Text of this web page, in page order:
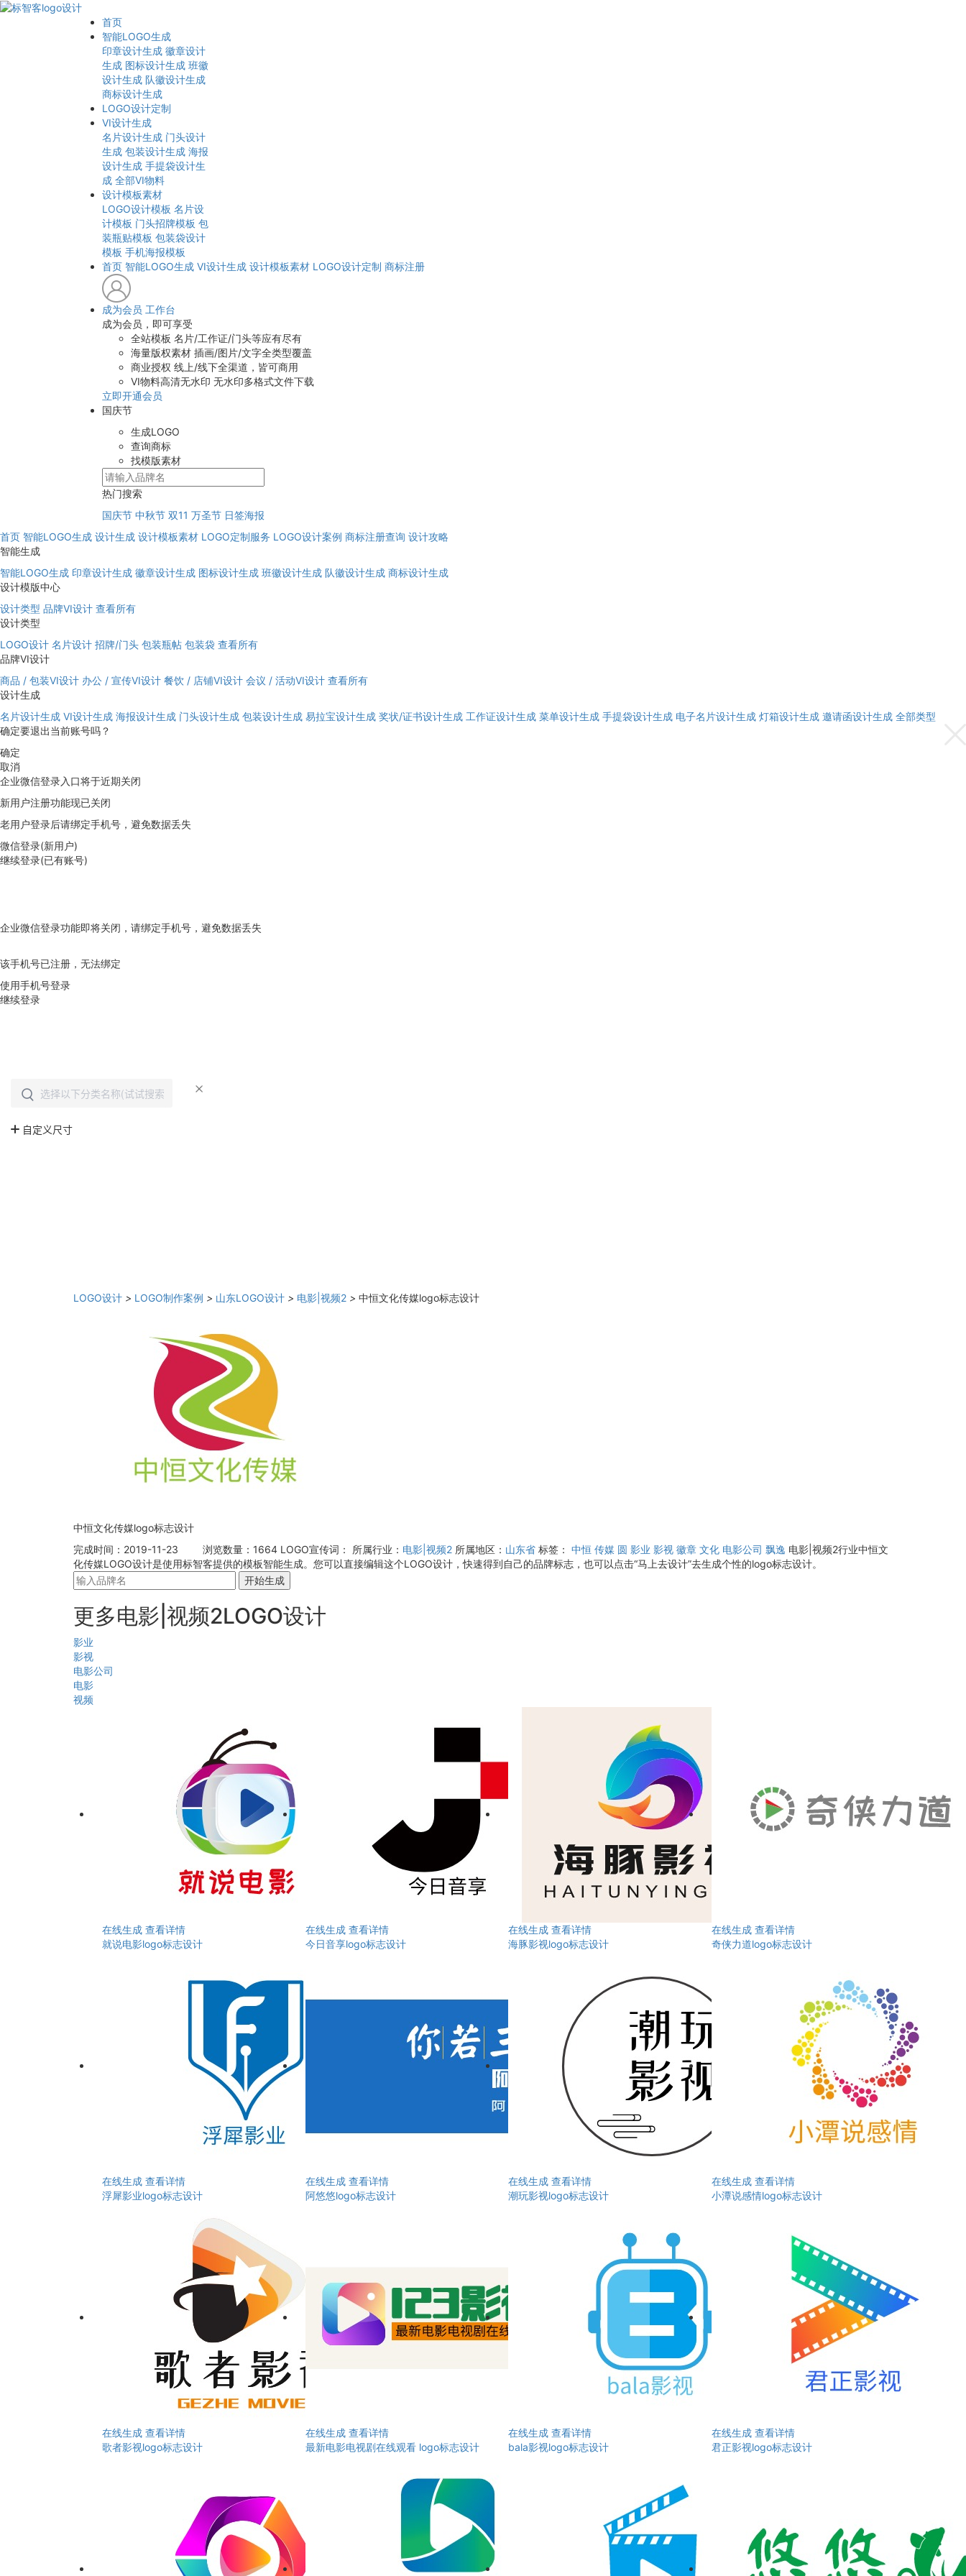
首页
智能LOGO生成
印章设计生成 徽章设计
生成 图标设计生成 班徽
设计生成 队徽设计生成
商标设计生成
LOGO设计定制
VI设计生成
名片设计生成 门头设计
生成 包装设计生成 海报
设计生成 手提袋设计生
成 全部VI物料
设计模板素材
LOGO设计模板 名片设
计模板 门头招牌模板 包
装瓶贴模板 包装袋设计
模板 手机海报模板
首页 智能LOGO生成 VI设计生成 设计模板素材 LOGO设计定制 商标注册
成为会员 工作台
成为会员，即可享受
全站模板 名片/工作证/门头等应有尽有
海量版权素材 插画/图片/文字全类型覆盖
商业授权 线上/线下全渠道，皆可商用
VI物料高清无水印 无水印多格式文件下载
立即开通会员
国庆节
生成LOGO
查询商标
找模版素材
热门搜索
国庆节 中秋节 双11 万圣节 日签海报
首页 智能LOGO生成 设计生成 设计模板素材 LOGO定制服务 LOGO设计案例 商标注册查询 设计攻略
智能生成
智能LOGO生成 印章设计生成 徽章设计生成 图标设计生成 班徽设计生成 队徽设计生成 商标设计生成
设计模版中心
设计类型 品牌VI设计 查看所有
设计类型
LOGO设计 名片设计 招牌/门头 包装瓶帖 包装袋 查看所有
品牌VI设计
商品 / 包装VI设计 办公 / 宣传VI设计 餐饮 / 店铺VI设计 会议 / 活动VI设计 查看所有
设计生成
名片设计生成 VI设计生成 海报设计生成 门头设计生成 包装设计生成 易拉宝设计生成 奖状/证书设计生成 工作证设计生成 菜单设计生成 手提袋设计生成 电子名片设计生成 灯箱设计生成 邀请函设计生成 全部类型
确定要退出当前账号吗？
确定
取消
企业微信登录入口将于近期关闭
新用户注册功能现已关闭
老用户登录后请绑定手机号，避免数据丢失
微信登录(新用户)
继续登录(已有账号)
企业微信登录功能即将关闭，请绑定手机号，避免数据丢失
该手机号已注册，无法绑定
使用手机号登录
继续登录
LOGO设计 > LOGO制作案例 > 山东LOGO设计 > 电影|视频2 > 中恒文化传媒logo标志设计
中恒文化传媒logo标志设计
完成时间：2019-11-23
浏览数量：1664 LOGO宣传词： 所属行业： 电影|视频2 所属地区： 山东省 标签： 中恒 传媒 圆 影业 影视 徽章 文化 电影公司 飘逸 电影|视频2行业中恒文
化传媒LOGO设计是使用标智客提供的模板智能生成。您可以直接编辑这个LOGO设计，快速得到自己的品牌标志，也可以点击“马上去设计”去生成个性的logo标志设计。
开始生成
更多电影|视频2LOGO设计
影业
影视
电影公司
电影
视频
在线生成 查看详情
就说电影logo标志设计
在线生成 查看详情
今日音享logo标志设计
在线生成 查看详情
海豚影视logo标志设计
在线生成 查看详情
奇侠力道logo标志设计
在线生成 查看详情
浮犀影业logo标志设计
在线生成 查看详情
阿悠悠logo标志设计
在线生成 查看详情
潮玩影视logo标志设计
在线生成 查看详情
小潭说感情logo标志设计
在线生成 查看详情
歌者影视logo标志设计
在线生成 查看详情
最新电影电视剧在线观看 logo标志设计
在线生成 查看详情
bala影视logo标志设计
在线生成 查看详情
君正影视logo标志设计